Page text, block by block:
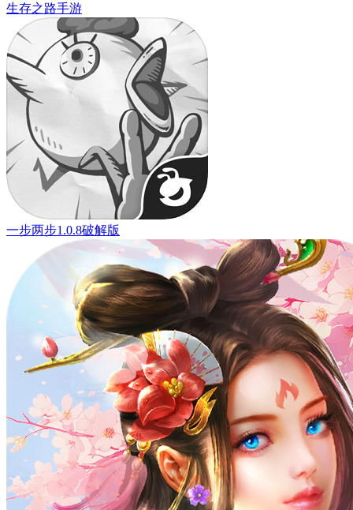
生存之路手游
一步两步1.0.8破解版